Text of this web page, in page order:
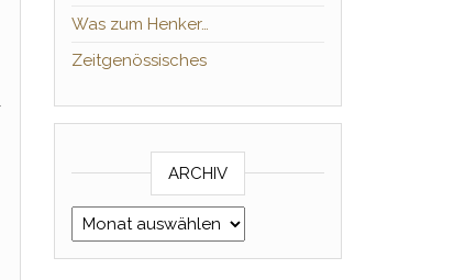
Was zum Henker…
Zeitgenössisches
ARCHIV
Archiv